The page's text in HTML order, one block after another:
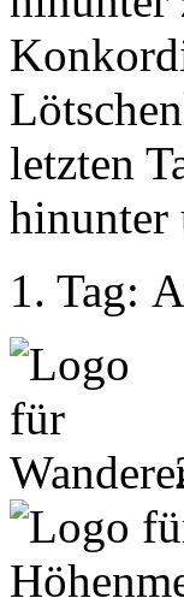
letzten
hinunter
1. Tag: